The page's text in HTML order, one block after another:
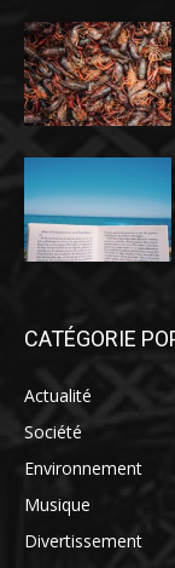
CATÉGORIE
Actualité
Société
Environnement
Musique
Divertissement